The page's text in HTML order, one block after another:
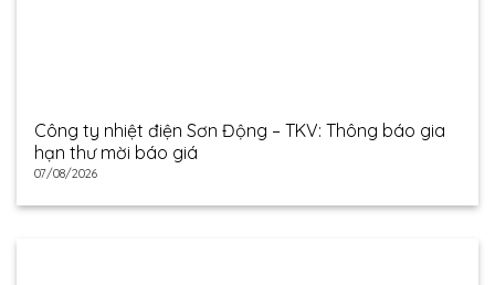
Công ty nhiệt điện Sơn Động – TKV: Thông báo gia
hạn thư mời báo giá
07/08/2026